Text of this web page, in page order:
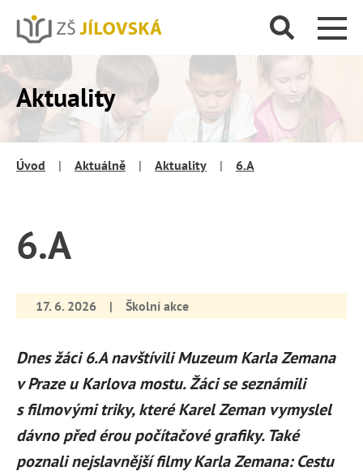
Aktuality
Úvod | Aktuálně | Aktuality | 6.A
6.A
17. 6. 2026 | Školní akce
Dnes žáci 6.A navštívili Muzeum Karla Zemana
v Praze u Karlova mostu. Žáci se seznámili
s filmovými triky, které Karel Zeman vymyslel
dávno před érou počítačové grafiky. Také
poznali nejslavnější filmy Karla Zemana: Cestu